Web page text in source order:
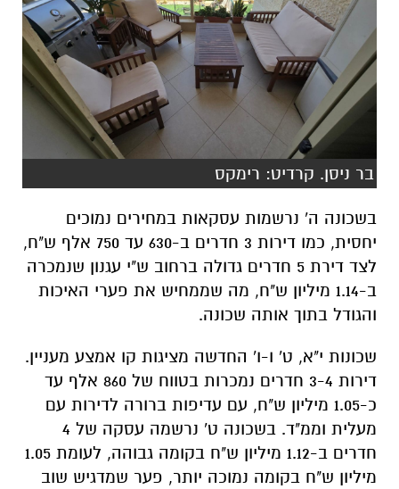
בר ניסן. קרדיט: רימקס
בשכונה ה' נרשמות עסקאות במחירים נמוכים
יחסית, כמו דירות 3 חדרים ב-630 עד 750 אלף ש"ח,
לצד דירת 5 חדרים גדולה ברחוב ש"י עגנון שנמכרה
ב-1.14 מיליון ש"ח, מה שממחיש את פערי האיכות
והגודל בתוך אותה שכונה.
שכונות י"א, ט' ו-ו' החדשה מציגות קו אמצע מעניין.
דירות 3-4 חדרים נמכרות בטווח של 860 אלף עד
כ-1.05 מיליון ש"ח, עם עדיפות ברורה לדירות עם
מעלית וממ"ד. בשכונה ט' נרשמה עסקה של 4
חדרים ב-1.12 מיליון ש"ח בקומה גבוהה, לעומת 1.05
מיליון ש"ח בקומה נמוכה יותר, פער שמדגיש שוב